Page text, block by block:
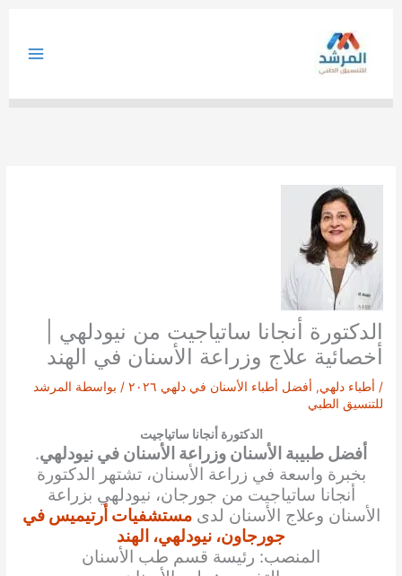
الدكتورة أنجانا ساتياجيت من نيودلهي |
أخصائية علاج وزراعة الأسنان في الهند
/ أطباء دلهي, أفضل أطباء الأسنان في دلهي ٢٠٢٦ / بواسطة المرشد
للتنسيق الطبي
الدكتورة أنجانا ساتياجيت
أفضل طبيبة الأسنان وزراعة الأسنان في نيودلهي.
بخبرة واسعة في زراعة الأسنان، تشتهر الدكتورة
أنجانا ساتياجيت من جورجان، نيودلهي بزراعة
الأسنان وعلاج الأسنان لدىمستشفيات أرتيميس في
جورجاون، نيودلهي، الهند
المنصب: رئيسة قسم طب الأسنان